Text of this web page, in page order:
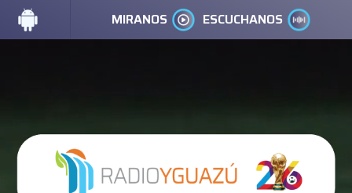
MIRANOS ESCUCHANOS